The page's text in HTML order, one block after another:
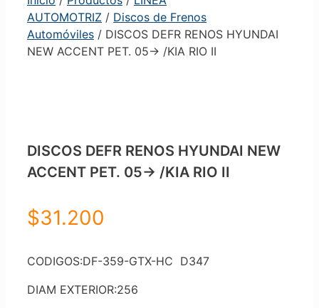
AUTOMOTRIZ / Discos de Frenos
Automóviles / DISCOS DEFR RENOS HYUNDAI
NEW ACCENT PET. 05-> /KIA RIO II
DISCOS DEFR RENOS HYUNDAI NEW
ACCENT PET. 05-> /KIA RIO II
$31.200
CODIGOS:DF-359-GTX-HC D347
DIAM EXTERIOR:256